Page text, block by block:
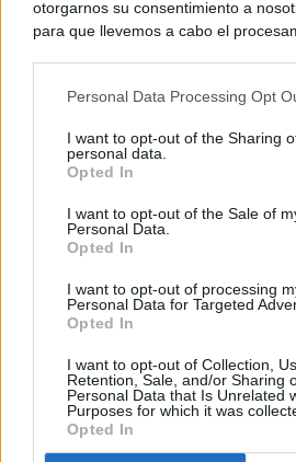
otorgarnos su consentimiento a
para que llevemos a cabo el
negar su consentimiento. Tenga en
de su consentimiento, pero usted
rechazar tal procesamiento. Sus
cualquier momento entrando de
visitando nuestra política de
Personal Data Processing Opt
I want to opt-out of the Sharing
personal data.
Opted In
I want to opt-out of the Sale of
Personal Data.
Opted In
I want to opt-out of processing
Personal Data for Targeted
Opted In
I want to opt-out of Collection,
Retention, Sale, and/or Sharing
Personal Data that Is Unrelated
Purposes for which it was
Opted In